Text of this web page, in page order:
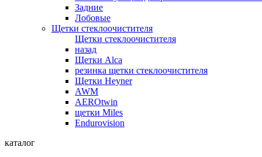
Задние
Лобовые
Щетки стеклоочистителя
Щетки стеклоочистителя
назад
Щетки Alca
резинка щетки стеклоочистителя
Щетки Heyner
AWM
AEROtwin
щетки Miles
Endurovision
каталог